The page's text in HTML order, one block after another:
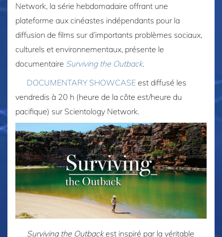
Network, la série hebdomadaire offrant une
plateforme aux cinéastes indépendants pour la
diffusion de films sur d’importants problèmes sociaux,
culturels et environnementaux, présente le
documentaire Surviving the Outback.
DOCUMENTARY SHOWCASE est diffusé les
vendredis à 20 h (heure de la côte est/heure du
pacifique) sur Scientology Network.
Surviving the Outbackest inspiré par la véritable